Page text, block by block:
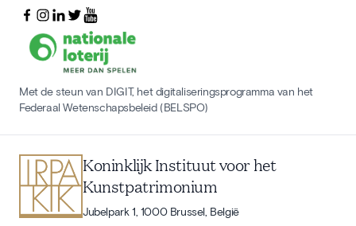
Met de steun van DIGIT, het digitaliseringsprogramma van het
Federaal Wetenschapsbeleid (BELSPO)
Koninklijk Instituut voor het
Kunstpatrimonium
Jubelpark 1, 1000 Brussel, België